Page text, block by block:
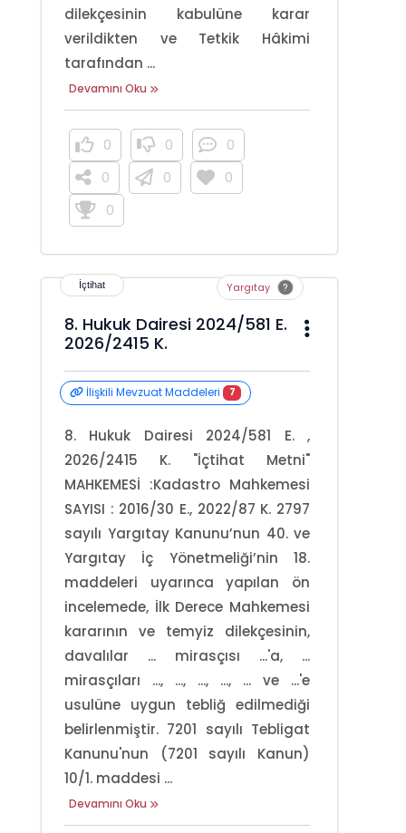
dilekçesinin kabulüne karar
verildikten ve Tetkik Hâkimi
tarafından ...
Devamını Oku
0 0
0
0
0
0
0
Yargıtay
8. Hukuk Dairesi 2024/581 E.
2026/2415 K.
İlişkili Mevzuat Maddeleri 7
8. Hukuk Dairesi 2024/581 E. ,
2026/2415 K. "İçtihat Metni"
MAHKEMESİ :Kadastro Mahkemesi
SAYISI : 2016/30 E., 2022/87 K. 2797
sayılı Yargıtay Kanunu’nun 40. ve
Yargıtay İç Yönetmeliği’nin 18.
maddeleri uyarınca yapılan ön
incelemede, İlk Derece Mahkemesi
kararının ve temyiz dilekçesinin,
davalılar ... mirasçısı ...'a, ...
mirasçıları ..., ..., ..., ..., ... ve ...'e
usulüne uygun tebliğ edilmediği
belirlenmiştir. 7201 sayılı Tebligat
Kanunu'nun (7201 sayılı Kanun)
10/1. maddesi ...
Devamını Oku